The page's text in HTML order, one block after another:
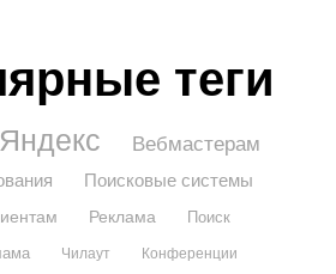
теги
Яндекс
Вебмастерам
Поисковые системы
Реклама
Поиск
Чилаут Конференции